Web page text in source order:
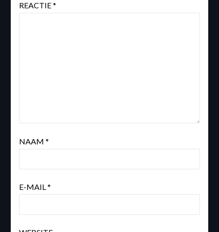
REACTIE*
NAAM *
E-MAIL*